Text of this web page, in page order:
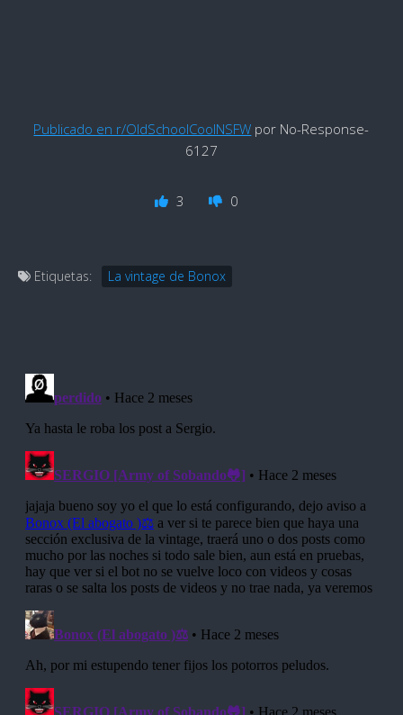
Publicado en r/OldSchoolCoolNSFW por No-Response-
6127
3 0
Etiquetas: La vintage de Bonox